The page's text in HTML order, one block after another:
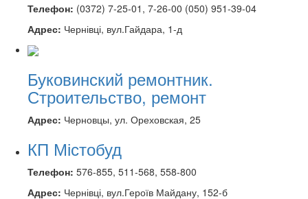
Телефон: (0372) 7-25-01, 7-26-00 (050) 951-39-04
Адрес: Чернівці, вул.Гайдара, 1-д
Буковинский ремонтник.
Строительство, ремонт
Адрес: Черновцы, ул. Ореховская, 25
КП Містобуд
Телефон: 576-855, 511-568, 558-800
Адрес: Чернівці, вул.Героїв Майдану, 152-б